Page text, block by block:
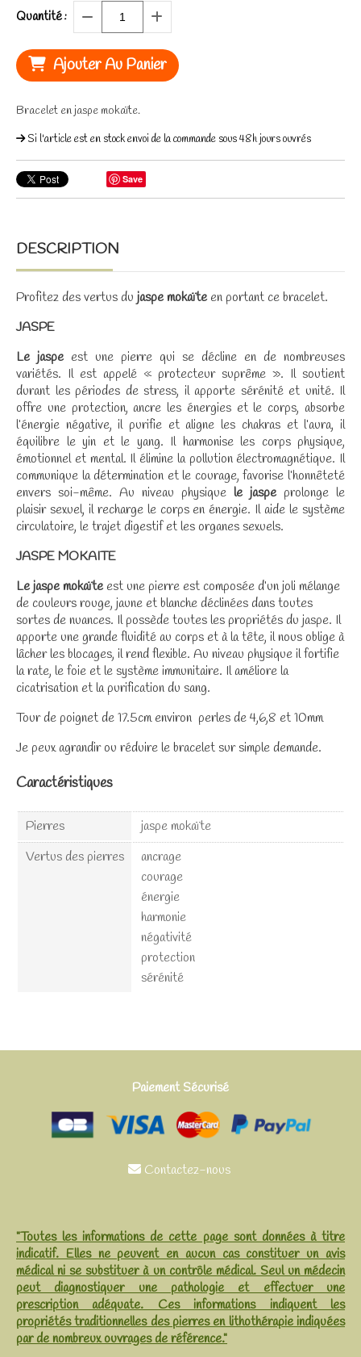
Quantité :
Ajouter Au Panier
Bracelet en jaspe mokaïte.
Si l'article est en stock envoi de la commande sous 48h jours ouvrés
Save
DESCRIPTION
Profitez des vertus du jaspe mokaïteen portant ce bracelet.
JASPE
Le jaspeest une pierre qui se décline en de nombreuses
variétés. Il est appelé « protecteur suprême ». Il soutient
durant les périodes de stress, il apporte sérénité et unité. Il
offre une protection, ancre les énergies et le corps, absorbe
l’énergie négative, il purifie et aligne les chakras et l’aura, il
équilibre le yin et le yang. Il harmonise les corps physique,
émotionnel et mental. Il élimine la pollution électromagnétique. Il
communique la détermination et le courage, favorise l’honnêteté
envers soi-même. Au niveau physique le jaspeprolonge le
plaisir sexuel, il recharge le corps en énergie. Il aide le système
circulatoire, le trajet digestif et les organes sexuels.
JASPE MOKAITE
Le jaspe mokaïteest une pierre est composée d’un joli mélange
de couleurs rouge, jaune et blanche déclinées dans toutes
sortes de nuances. Il possède toutes les propriétés du jaspe. Il
apporte une grande fluidité au corps et à la tête, il nous oblige à
lâcher les blocages, il rend flexible. Au niveau physique il fortifie
la rate, le foie et le système immunitaire. Il améliore la
cicatrisation et la purification du sang.
Tour de poignet de 17.5cm environ perles de 4,6,8 et 10mm
Je peux agrandir ou réduire le bracelet sur simple demande.
Caractéristiques
Pierres
jaspe mokaïte
Vertus des pierres
ancrage
courage
énergie
harmonie
négativité
protection
sérénité
Paiement Sécurisé
Contactez-nous
"Toutes les informations de cette page sont données à titre
indicatif. Elles ne peuvent en aucun cas constituer un avis
médical ni se substituer à un contrôle médical. Seul un médecin
peut diagnostiquer une pathologie et effectuer une
prescription adéquate. Ces informations indiquent les
propriétés traditionnelles des pierres en lithothérapie indiquées
par de nombreux ouvrages de référence."